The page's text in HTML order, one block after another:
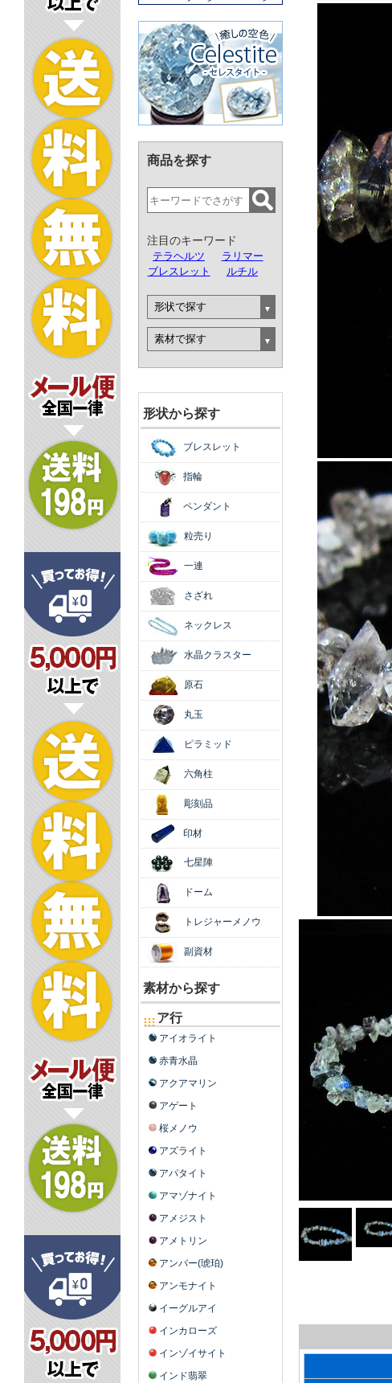
商品を探す
注目のキーワード
テラヘルツ
ラリマー
ブレスレット
ルチル
形状から探す
ブレスレット
指輪
ペンダント
粒売り
一連
さざれ
ネックレス
水晶クラスター
原石
丸玉
ピラミッド
六角柱
彫刻品
印材
七星陣
ドーム
トレジャーメノウ
副資材
素材から探す
ア行
アイオライト
赤青水晶
アクアマリン
アゲート
桜メノウ
アズライト
アパタイト
アマゾナイト
アメジスト
アメトリン
アンバー(琥珀)
アンモナイト
イーグルアイ
インカローズ
インゾイサイト
インド翡翠